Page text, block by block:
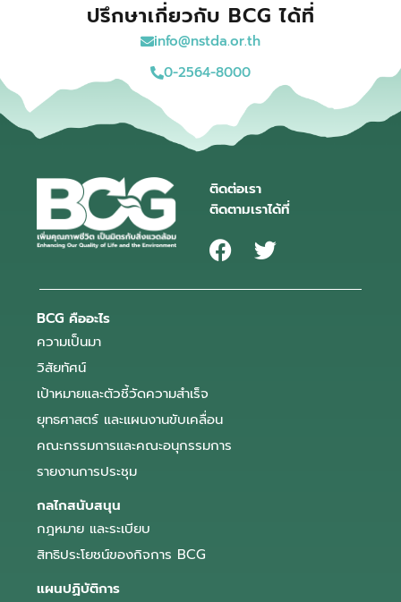
ปรึกษาเกี่ยวกับ BCG ได้ที่
info@nstda.or.th
0-2564-8000
ติดต่อเรา
ติดตามเราได้ที่
BCG คืออะไร
ความเป็นมา
วิสัยทัศน์
เป้าหมายและตัวชี้วัดความสำเร็จ
ยุทธศาสตร์ และแผนงานขับเคลื่อน
คณะกรรมการและคณะอนุกรรมการ
รายงานการประชุม
กลไกสนับสนุน
กฎหมาย และระเบียบ
สิทธิประโยชน์ของกิจการ BCG
แผนปฏิบัติการ